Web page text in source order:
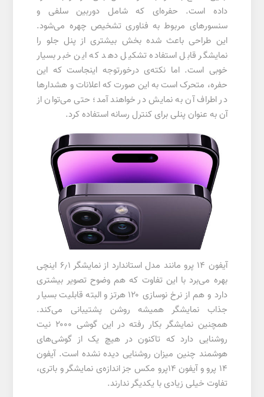
داده است. حفره‌ای که شامل دوربین سلفی و
سنسورهای مربوط به فناوری تشخیص چهره می‌شود.
این طراحی باعث شده بخش بیشتری از پنل جلو را
نمایشگر قابل استفاده تشکیل دهد که این خبر بسیار
خوبی است. اما نکته‌ی درخورتوجه اینجاست که این
حفره، متحرک است به این صورت که اعلانات و هشدارها
در اطراف آن به نمایش در خواهند آمد؛ حتی می‌توان از
آن به عنوان پنلی برای کنترل رسانه استفاده کرد.
آیفون 14 پرو مانند مدل استاندارد از نمایشگر ۶٫۱ اینچی
بهره می‌برد با این تفاوت که هم وضوح تصویر بیشتری
دارد و هم از نرخ نوسازی ۱۲۰ هرتز و البته قابلیت بسیار
جذاب نمایشگر همیشه روشن پشتیبانی می‌کند.
همچنین نمایشگر بکار رفته در این گوشی ۲۰۰۰ نیت
روشنایی دارد که تاکنون در هیچ یک از گوشی‌های
هوشمند چنین میزان روشنایی دیده نشده است. آیفون
۱۴ پرو و آیفون ۱۴پرو مکس جز اندازه‌ی نمایشگر و باتری،
تفاوت خیلی زیادی با یکدیگر ندارند.